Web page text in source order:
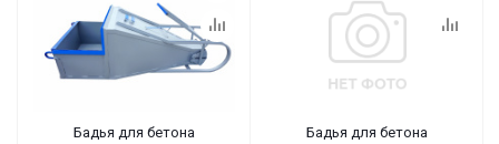
Бадья для бетона
Бадья для бетона